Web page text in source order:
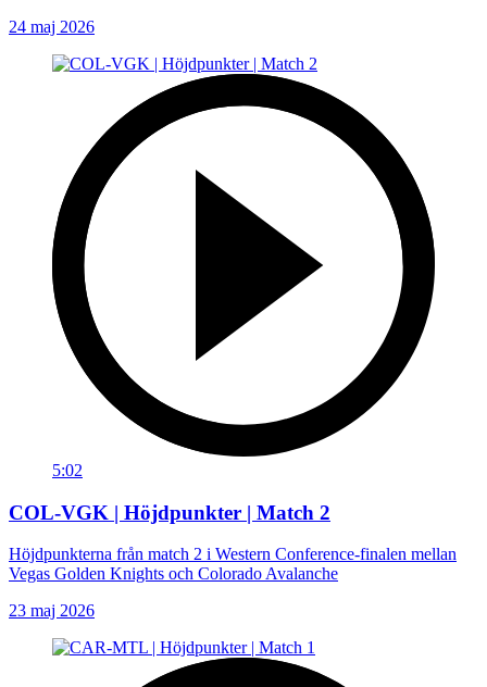
24 maj 2026
5:02
COL-VGK | Höjdpunkter | Match 2
Höjdpunkterna från match 2 i Western Conference-finalen mellan
Vegas Golden Knights och Colorado Avalanche
23 maj 2026